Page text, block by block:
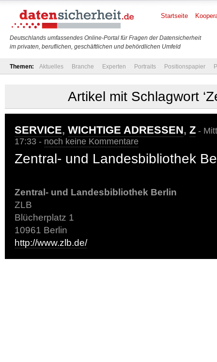
Deutschlands umfassendes Online-Portal für Fragen der Datensicherheit
im privaten, beruflichen, geschäftlichen und behördlichen Umfeld
Startseite
Themen: Aktuelles Branche Experten Portraits Positionspapier
Artikel mit Schlagwort
SERVICE, WICHTIGE ADRESSEN, Z -
17:33 - noch keine Kommentare
Zentral- und Landesbibliothek
Zentral- und Landesbibliothek Berlin
ZLB
Blücherplatz 1
10961 Berlin
http://www.zlb.de/